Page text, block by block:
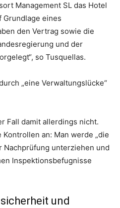
Management SL das Hotel
Grundlage eines
den Vertrag sowie die
und der
so Tusquellas.
„eine Verwaltungslücke“
Fall damit allerdings nicht.
an: Man werde „die
unterziehen und
Inspektionsbefugnisse
und